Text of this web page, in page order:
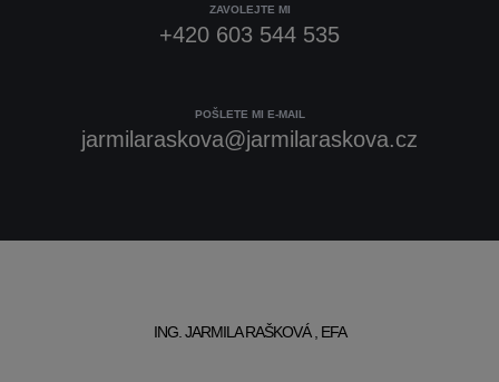
ZAVOLEJTE MI
+420 603 544 535
POŠLETE MI E-MAIL
jarmilaraskova@jarmilaraskova.cz
ING. JARMILA RAŠKOVÁ , EFA